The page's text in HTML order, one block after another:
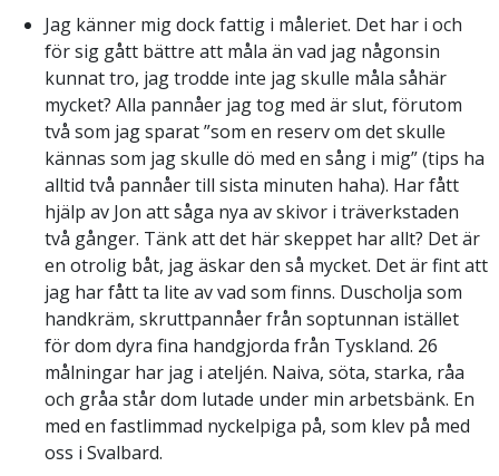
Jag känner mig dock fattig i måleriet. Det har i och
för sig gått bättre att måla än vad jag någonsin
kunnat tro, jag trodde inte jag skulle måla såhär
mycket? Alla pannåer jag tog med är slut, förutom
två som jag sparat ”som en reserv om det skulle
kännas som jag skulle dö med en sång i mig” (tips ha
alltid två pannåer till sista minuten haha). Har fått
hjälp av Jon att såga nya av skivor i träverkstaden
två gånger. Tänk att det här skeppet har allt? Det är
en otrolig båt, jag äskar den så mycket. Det är fint att
jag har fått ta lite av vad som finns. Duscholja som
handkräm, skruttpannåer från soptunnan istället
för dom dyra fina handgjorda från Tyskland. 26
målningar har jag i ateljén. Naiva, söta, starka, råa
och gråa står dom lutade under min arbetsbänk. En
med en fastlimmad nyckelpiga på, som klev på med
oss i Svalbard.